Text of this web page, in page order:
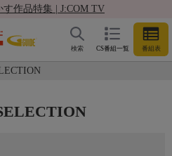
す作品特集 | J:COM TV
CS番組一覧 番組表
検索